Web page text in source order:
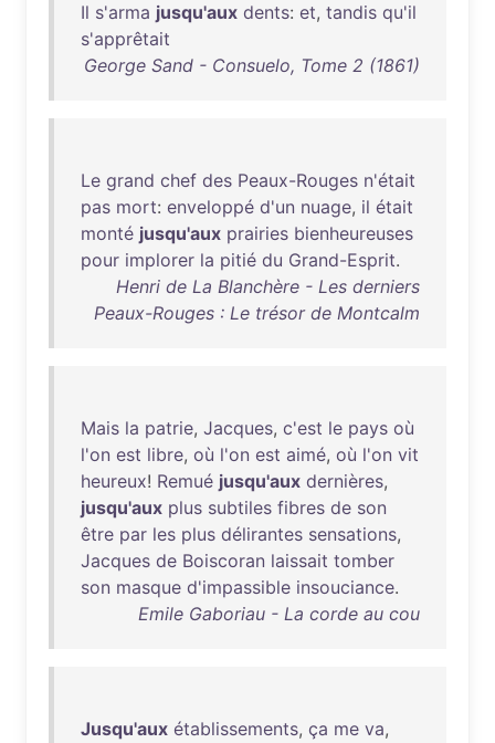
Il s'arma jusqu'aux dents: et, tandis qu'il
s'apprêtait
George Sand - Consuelo, Tome 2 (1861)
Le grand chef des Peaux-Rouges n'était
pas mort: enveloppé d'un nuage, il était
monté jusqu'aux prairies bienheureuses
pour implorer la pitié du Grand-Esprit.
Henri de La Blanchère - Les derniers
Peaux-Rouges : Le trésor de Montcalm
Mais la patrie, Jacques, c'est le pays où
l'on est libre, où l'on est aimé, où l'on vit
heureux! Remué jusqu'aux dernières,
jusqu'aux plus subtiles fibres de son
être par les plus délirantes sensations,
Jacques de Boiscoran laissait tomber
son masque d'impassible insouciance.
Emile Gaboriau - La corde au cou
Jusqu'aux établissements, ça me va,